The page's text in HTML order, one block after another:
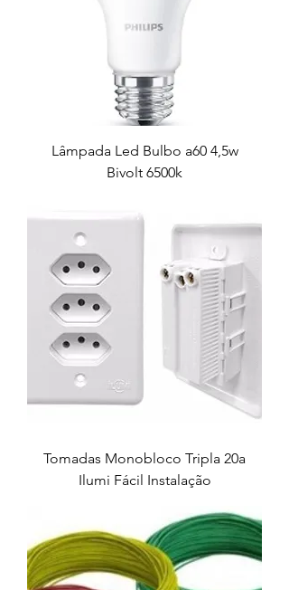
Lâmpada Led Bulbo a60 4,5w
Bivolt 6500k
Tomadas Monobloco Tripla 20a
Ilumi Fácil Instalação